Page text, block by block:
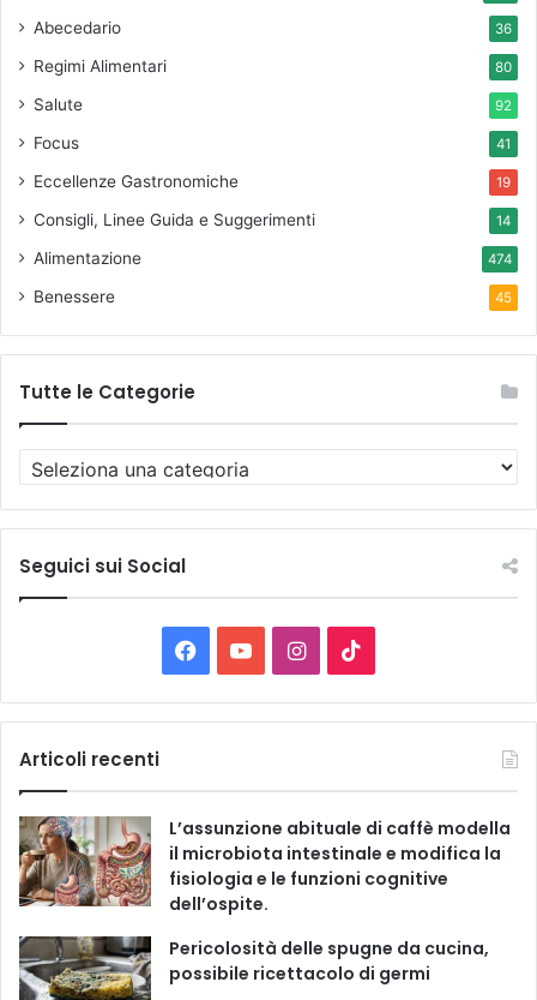
Abecedario 36
Regimi Alimentari 80
Salute 92
Focus 41
Eccellenze Gastronomiche 19
Consigli, Linee Guida e Suggerimenti 14
Alimentazione 474
Benessere 45
Tutte le Categorie
u
t
e
o
r
i
e
Seguici sui Social
a
e
b
o
o
k
o
T
u
b
e
I
n
t
a
g
r
a
i
T
o
k
Articoli recenti
L’assunzione abituale di caffè modella
il microbiota intestinale e modifica la
fisiologia e le funzioni cognitive
dell’ospite.
Pericolosità delle spugne da cucina,
possibile ricettacolo di germi